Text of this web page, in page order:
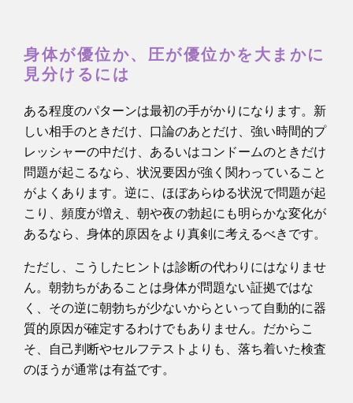
身体が優位か、圧が優位かを大まかに
見分けるには
ある程度のパターンは最初の手がかりになります。新
しい相手のときだけ、口論のあとだけ、強い時間的プ
レッシャーの中だけ、あるいはコンドームのときだけ
問題が起こるなら、状況要因が強く関わっていること
がよくあります。逆に、ほぼあらゆる状況で問題が起
こり、頻度が増え、朝や夜の勃起にも明らかな変化が
あるなら、身体的原因をより真剣に考えるべきです。
ただし、こうしたヒントは診断の代わりにはなりませ
ん。朝勃ちがあることは身体が問題ない証拠ではな
く、その逆に朝勃ちが少ないからといって自動的に器
質的原因が確定するわけでもありません。だからこ
そ、自己判断やセルフテストよりも、落ち着いた検査
のほうが通常は有益です。